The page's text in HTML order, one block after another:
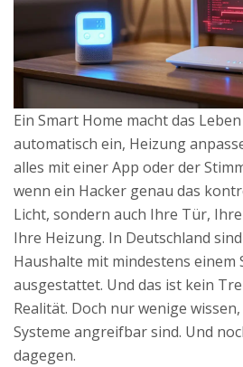
Ein Smart Home macht das
automatisch ein, Heizung
alles mit einer App oder der
wenn ein Hacker genau das
Licht, sondern auch Ihre Tür,
Ihre Heizung. In Deutschland
Haushalte mit mindestens einem
ausgestattet. Und das ist kein
Realität. Doch nur wenige
Systeme angreifbar sind. Und
dagegen.